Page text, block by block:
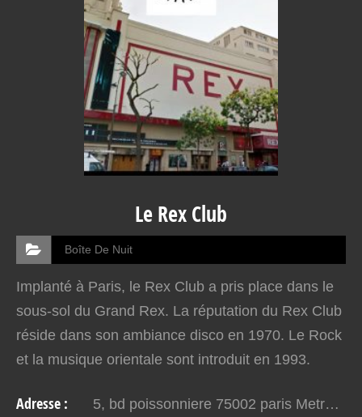
Le Rex Club
Boîte De Nuit
Implanté à Paris, le Rex Club a pris place dans le
sous-sol du Grand Rex. La réputation du Rex Club
réside dans son ambiance disco en 1970. Le Rock
et la musique orientale sont introduit en 1993.
des…
Adresse : 5, bd poissonniere 75002 paris Metro bonne nouvelle